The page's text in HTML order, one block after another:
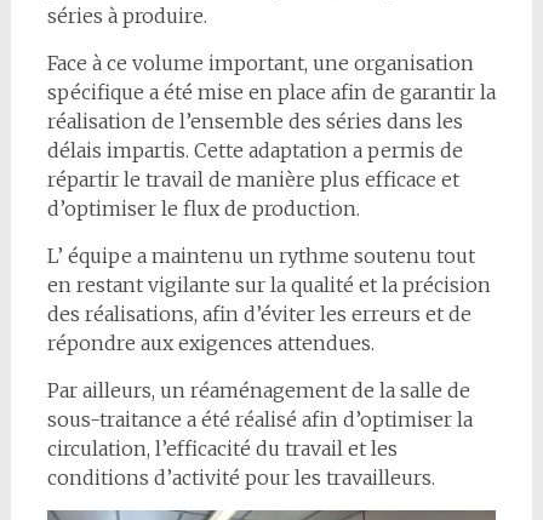
séries à produire.
Face à ce volume important, une organisation
spécifique a été mise en place afin de garantir la
réalisation de l’ensemble des séries dans les
délais impartis. Cette adaptation a permis de
répartir le travail de manière plus efficace et
d’optimiser le flux de production.
L’ équipe a maintenu un rythme soutenu tout
en restant vigilante sur la qualité et la précision
des réalisations, afin d’éviter les erreurs et de
répondre aux exigences attendues.
Par ailleurs, un réaménagement de la salle de
sous-traitance a été réalisé afin d’optimiser la
circulation, l’efficacité du travail et les
conditions d’activité pour les travailleurs.